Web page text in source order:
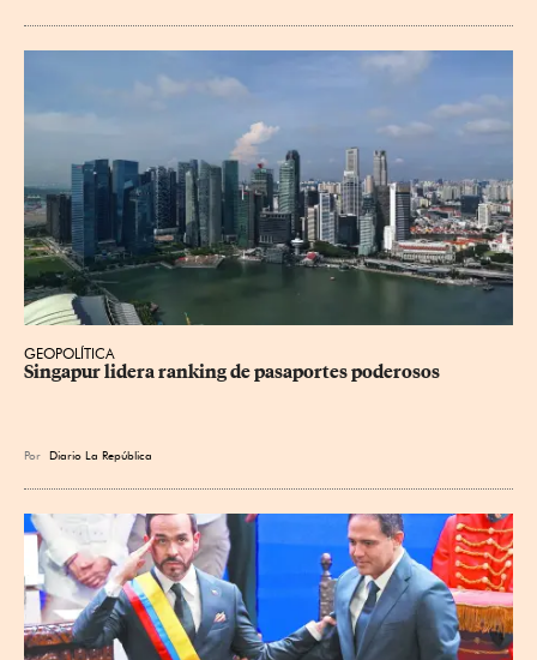
GEOPOLÍTICA
Singapur lidera ranking de pasaportes poderosos
Por Diario La República